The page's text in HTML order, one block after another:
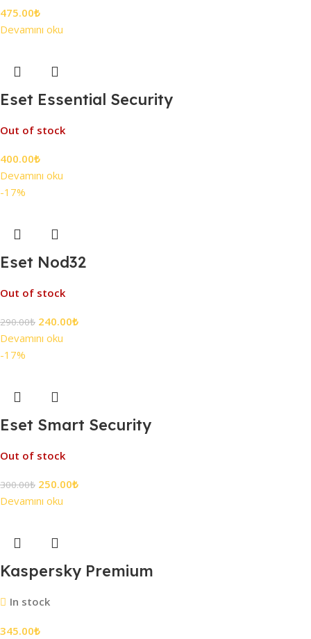
475.00₺
Devamını oku
Eset Essential Security
Out of stock
400.00₺
Devamını oku
-17%
Eset Nod32
Out of stock
290.00₺ 240.00₺
Devamını oku
-17%
Eset Smart Security
Out of stock
300.00₺ 250.00₺
Devamını oku
Kaspersky Premium
In stock
345.00₺